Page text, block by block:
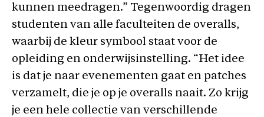
kunnen meedragen.” Tegenwoordig dragen
studenten van alle faculteiten de overalls,
waarbij de kleur symbool staat voor de
opleiding en onderwijsinstelling. “Het idee
is dat je naar evenementen gaat en patches
verzamelt, die je op je overalls naait. Zo krijg
je een hele collectie van verschillende